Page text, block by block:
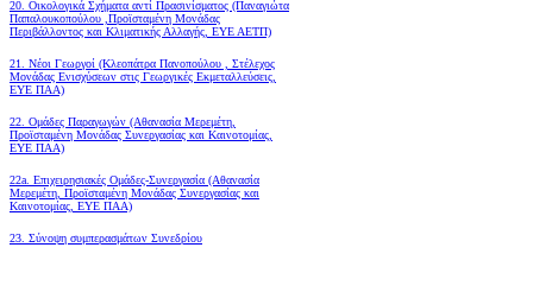
20. Οικολογικά Σχήματα αντί Πρασινίσματος (Παναγιώτα
Παπαλουκοπούλου ,Προϊσταμένη Μονάδας
Περιβάλλοντος και Κλιματικής Αλλαγής, ΕΥΕ ΑΕΤΠ)
21. Νέοι Γεωργοί (Κλεοπάτρα Πανοπούλου , Στέλεχος
Μονάδας Ενισχύσεων στις Γεωργικές Εκμεταλλεύσεις,
ΕΥΕ ΠΑΑ)
22. Ομάδες Παραγωγών (Αθανασία Μερεμέτη,
Προϊσταμένη Μονάδας Συνεργασίας και Καινοτομίας,
ΕΥΕ ΠΑΑ)
22a. Επιχειρησιακές Ομάδες-Συνεργασία (Αθανασία
Μερεμέτη, Προϊσταμένη Μονάδας Συνεργασίας και
Καινοτομίας, ΕΥΕ ΠΑΑ)
23. Σύνοψη συμπερασμάτων Συνεδρίου